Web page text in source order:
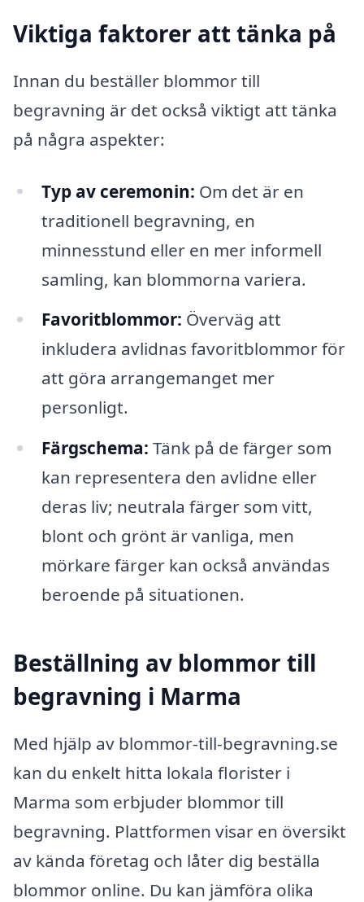
Viktiga faktorer att tänka på
Innan du beställer blommor till
begravning är det också viktigt att tänka
på några aspekter:
Typ av ceremonin: Om det är en
traditionell begravning, en
minnesstund eller en mer informell
samling, kan blommorna variera.
Favoritblommor: Överväg att
inkludera avlidnas favoritblommor för
att göra arrangemanget mer
personligt.
Färgschema: Tänk på de färger som
kan representera den avlidne eller
deras liv; neutrala färger som vitt,
blont och grönt är vanliga, men
mörkare färger kan också användas
beroende på situationen.
Beställning av blommor till
begravning i Marma
Med hjälp av blommor-till-begravning.se
kan du enkelt hitta lokala florister i
Marma som erbjuder blommor till
begravning. Plattformen visar en översikt
av kända företag och låter dig beställa
blommor online. Du kan jämföra olika